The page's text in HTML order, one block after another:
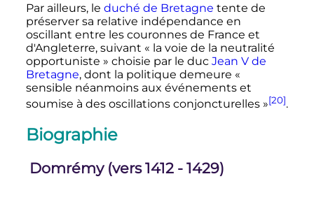
Par ailleurs, le duché de Bretagne tente de
préserver sa relative indépendance en
oscillant entre les couronnes de France et
d'Angleterre, suivant « la voie de la neutralité
opportuniste » choisie par le duc Jean Vde
Bretagne, dont la politique demeure «
sensible néanmoins aux événements et
soumise à des oscillations conjoncturelles »[20].
Biographie
Domrémy (vers 1412 - 1429)